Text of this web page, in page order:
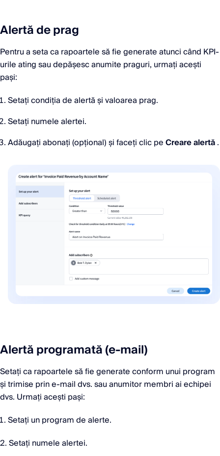
Alertă de prag
Pentru a seta ca rapoartele să fie generate atunci când KPI-
urile ating sau depășesc anumite praguri, urmați acești
pași:
Setați condiția de alertă și valoarea prag.
Setați numele alertei.
Adăugați abonați (opțional) și faceți clic peCreare alertă.
Alertă programată (e-mail)
Setați ca rapoartele să fie generate conform unui program
și trimise prin e-mail dvs. sau anumitor membri ai echipei
dvs. Urmați acești pași:
Setați un program de alerte.
2. Setați numele alertei.